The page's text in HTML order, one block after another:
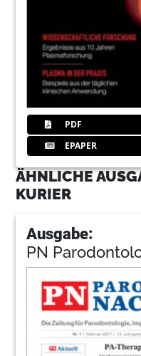
PDF
EPAPER
ÄHNLICHE
KURIER
Ausgabe:
PN